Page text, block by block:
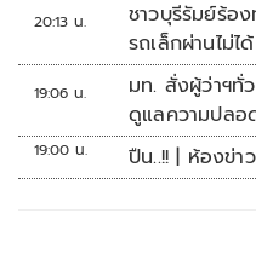
20:13 น.
ชาวบุรีรัมย์ร้อ
รถเล็กผ่านไม่ไ
19:06 น.
มท. สั่งผู้ว่าฯทั่
ดูแลความปลอ
19:00 น. ปืน..!! | ห้องข่า